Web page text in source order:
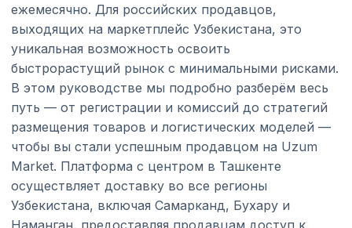
ежемесячно. Для российских продавцов,
выходящих на маркетплейс Узбекистана, это
уникальная возможность освоить
быстрорастущий рынок с минимальными рисками.
В этом руководстве мы подробно разберём весь
путь — от регистрации и комиссий до стратегий
размещения товаров и логистических моделей —
чтобы вы стали успешным продавцом на Uzum
Market. Платформа с центром в Ташкенте
осуществляет доставку во все регионы
Узбекистана, включая Самарканд, Бухару и
Наманган, предоставляя продавцам доступ к